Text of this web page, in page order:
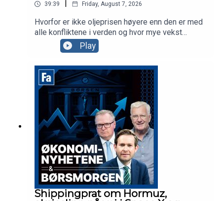
39:39 | Friday, August 7, 2026
Hvorfor er ikke oljeprisen høyere enn den er med
alle konfliktene i verden og hvor mye vekst
skaper satellittsatsingen som skjer i
teknologibransjen? Vi spør dagens to gjester,
konsernsjef Vegard Wollan i Nordic
Semiconductor og oljeanalytiker i Pareto, Tom
Erik Kristiansen.
Play
Shippingprat om Hormuz,